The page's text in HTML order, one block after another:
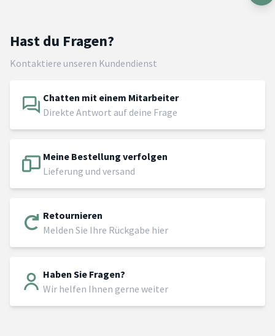
Hast du Fragen?
Kontaktiere unseren Kundendienst
Chatten mit einem Mitarbeiter
Direkte Antwort auf deine Frage
Meine Bestellung verfolgen
Lieferung und versand
Retournieren
Melden Sie Ihre Rückgabe hier
Haben Sie Fragen?
Wir helfen Ihnen gerne weiter